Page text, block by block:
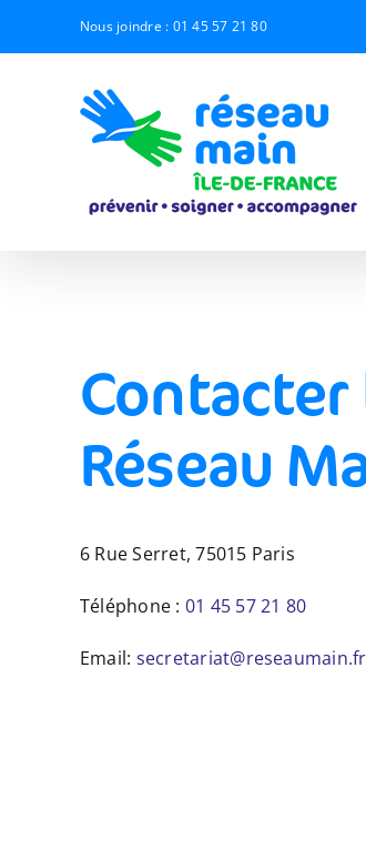
Nous joindre : 01 45 57 21 80
Contacter
Réseau
6 Rue Serret, 75015 Paris
Téléphone : 01 45 57 21 80
Email: secretariat@reseaumain.fr